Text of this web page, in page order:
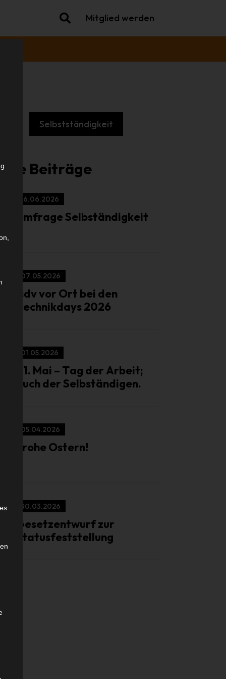
Mitglied werden
Selbstständigkeit
Beiträge
16.06.2026
Umfrage Selbständigkeit
07.05.2026
isdv vor Ort bei den
Technikdays 2026
01.05.2026
01. Mai – Tag der Arbeit;
auch der Selbständigen.
05.04.2026
Frohe Ostern!
30.03.2026
Gesetzentwurf zur
Statusfeststellung